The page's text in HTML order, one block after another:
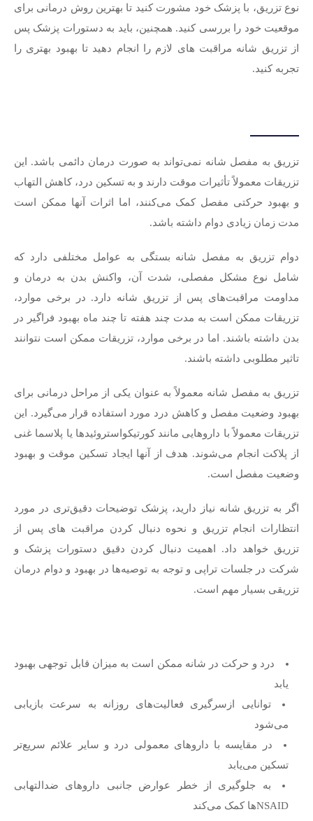
نوع تزریق، با پزشک خود مشورت کنید تا بهترین روش درمانی برای
موقعیت خود را بررسی کنید. همچنین، باید به دستورات پزشک پس
از تزریق شانه مراقبت های لازم را انجام دهید تا بهبود بهتری را
تجربه کنید.
تزریق به مفصل شانه نمی‌تواند به صورت درمان دائمی باشد. این
تزریقات معمولاً تأثیرات موقت دارند و به تسکین درد، کاهش التهاب
و بهبود حرکتی مفصل کمک می‌کنند، اما اثرات آنها ممکن است
مدت زمان زیادی دوام داشته باشد.
دوام تزریق به مفصل شانه بستگی به عوامل مختلفی دارد که
شامل نوع مشکل مفصلی، شدت آن، واکنش بدن به درمان و
مداومت مراقبت‌های پس از تزریق شانه دارد. در برخی موارد،
تزریقات ممکن است به مدت چند هفته تا چند ماه بهبود فراگیر در
بدن داشته باشند. اما در برخی موارد، تزریقات ممکن است نتوانند
تاثیر مطلوبی داشته باشند.
تزریق به مفصل شانه معمولاً به عنوان یکی از مراحل درمانی برای
بهبود وضعیت مفصل و کاهش درد مورد استفاده قرار می‌گیرد. این
تزریقات معمولاً با داروهایی مانند کورتیکواستروئیدها یا پلاسما غنی
از پلاکت انجام می‌شوند. هدف از آنها ایجاد تسکین موقت و بهبود
وضعیت مفصل است.
اگر به تزریق شانه نیاز دارید، پزشک توضیحات دقیق‌تری در مورد
انتظارات انجام تزریق و نحوه دنبال کردن مراقبت های پس از
تزریق خواهد داد. اهمیت دنبال کردن دقیق دستورات پزشک و
شرکت در جلسات تراپی و توجه به توصیه‌ها در بهبود و دوام درمان
تزریقی بسیار مهم است.
درد و حرکت در شانه ممکن است به میزان قابل توجهی بهبود
توانایی ازسرگیری فعالیت‌های روزانه به سرعت بازیابی
می‌شود
در مقایسه با داروهای معمولی درد و سایر علائم سریع‌تر
تسکین می‌یابد
به جلوگیری از خطر عوارض جانبی داروهای ضدالتهابی
NSAIDها کمک می‌کند